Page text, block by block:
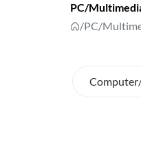
PC/
/PC/